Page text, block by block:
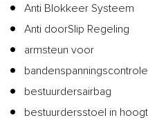
Anti Blokkeer Systeem
Anti doorSlip Regeling
armsteun voor
bestuurdersairbag
bestuurdersstoel in